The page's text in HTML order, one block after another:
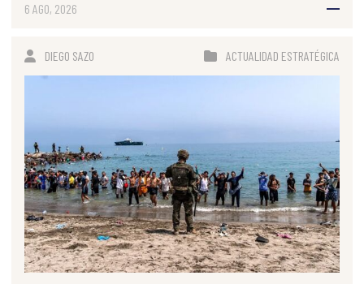
6 AGO, 2026
DIEGO SAZO ACTUALIDAD ESTRATÉGICA